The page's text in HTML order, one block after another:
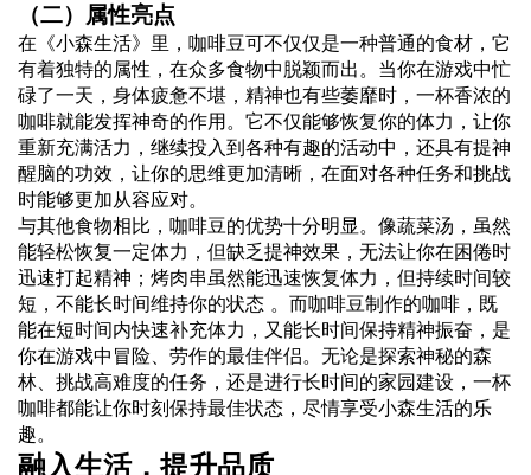
（二）属性亮点
在《小森生活》里，咖啡豆可不仅仅是一种普通的食材，它
有着独特的属性，在众多食物中脱颖而出。当你在游戏中忙
碌了一天，身体疲惫不堪，精神也有些萎靡时，一杯香浓的
咖啡就能发挥神奇的作用。它不仅能够恢复你的体力，让你
重新充满活力，继续投入到各种有趣的活动中，还具有提神
醒脑的功效，让你的思维更加清晰，在面对各种任务和挑战
时能够更加从容应对。
与其他食物相比，咖啡豆的优势十分明显。像蔬菜汤，虽然
能轻松恢复一定体力，但缺乏提神效果，无法让你在困倦时
迅速打起精神；烤肉串虽然能迅速恢复体力，但持续时间较
短，不能长时间维持你的状态 。而咖啡豆制作的咖啡，既
能在短时间内快速补充体力，又能长时间保持精神振奋，是
你在游戏中冒险、劳作的最佳伴侣。无论是探索神秘的森
林、挑战高难度的任务，还是进行长时间的家园建设，一杯
咖啡都能让你时刻保持最佳状态，尽情享受小森生活的乐
趣。
融入生活，提升品质